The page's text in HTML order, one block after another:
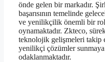
önde gelen bir markadır.
başarısının temelinde
ve yenilikçilik önemli bir rol
oynamaktadır. Zkteco,
teknolojik gelişmeleri takip
yenilikçi çözümler sunmaya
odaklanmaktadır.